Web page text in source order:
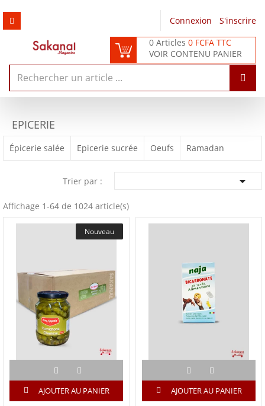
Connexion
S'inscrire
0 Articles0 FCFA TTC
VOIR CONTENU PANIER
EPICERIE
Épicerie salée Epicerie sucrée Oeufs Ramadan
Trier par : 
Affichage 1-64 de 1024 article(s)
Nouveau
AJOUTER AU PANIER AJOUTER AU PANIER